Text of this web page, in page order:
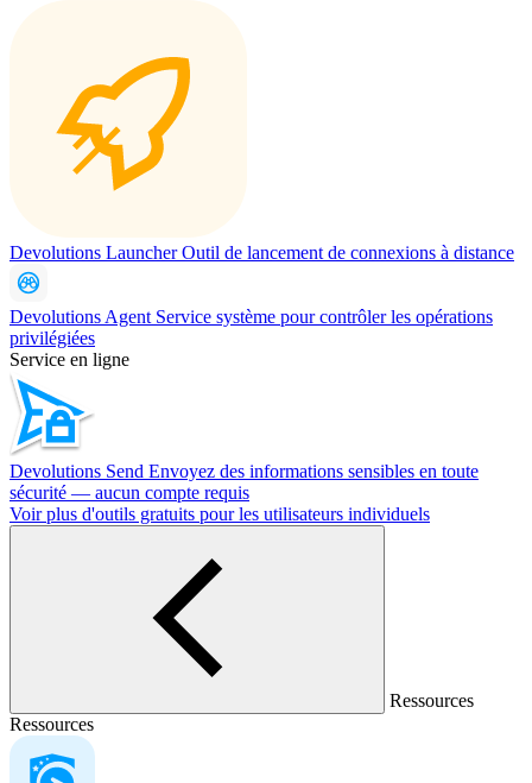
Devolutions LauncherOutil de lancement de connexions à distance
Devolutions Agent Service système pour contrôler les opérations
privilégiées
Service en ligne
Devolutions Send Envoyez des informations sensibles en toute
sécurité — aucun compte requis
Voir plus d'outils gratuits pour les utilisateurs individuels
Ressources
Ressources